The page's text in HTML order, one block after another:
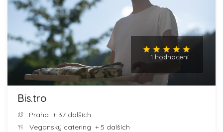
1 hodnocení
Bis.tro
Praha + 37 dalších
Veganský catering + 5 dalších